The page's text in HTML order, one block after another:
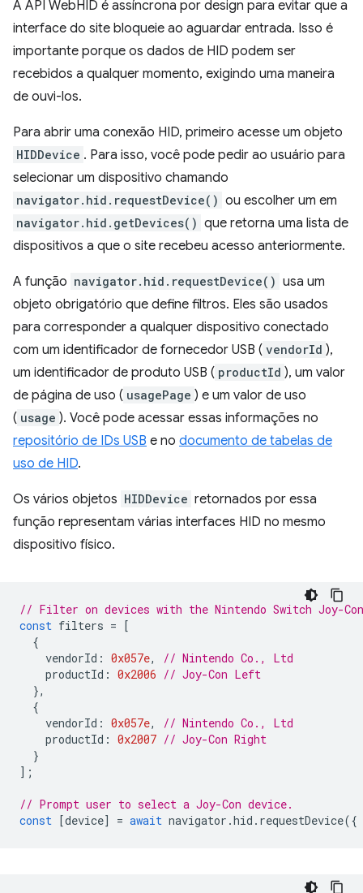
A API WebHID é assíncrona por design para evitar que a
interface do site bloqueie ao aguardar entrada. Isso é
importante porque os dados de HID podem ser
recebidos a qualquer momento, exigindo uma maneira
de ouvi-los.
Para abrir uma conexão HID, primeiro acesse um objeto
HIDDevice . Para isso, você pode pedir ao usuário para
selecionar um dispositivo chamando
navigator.hid.requestDevice() ou escolher um em
navigator.hid.getDevices() que retorna uma lista de
dispositivos a que o site recebeu acesso anteriormente.
A função navigator.hid.requestDevice() usa um
objeto obrigatório que define filtros. Eles são usados
para corresponder a qualquer dispositivo conectado
com um identificador de fornecedor USB ( vendorId ),
um identificador de produto USB ( productId ), um valor
de página de uso ( usagePage ) e um valor de uso
( usage ). Você pode acessar essas informações no
repositório de IDs USB e no documento de tabelas de
uso de HID.
Os vários objetos HIDDevice retornados por essa
função representam várias interfaces HID no mesmo
dispositivo físico.
// Filter on devices with the Nintendo Switch Joy-Con
const filters = [
{
vendorId : 0x057e,
// Nintendo Co., Ltd
productId : 0x2006 // Joy-Con Left
},
{
vendorId : 0x057e,
// Nintendo Co., Ltd
productId : 0x2007 // Joy-Con Right
}
];
// Prompt user to select a Joy-Con device.
const [device] = await navigator .hid . requestDevice({